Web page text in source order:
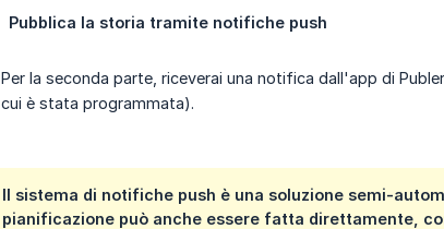
Pubblica la storia tramite notifiche push
Per la seconda parte, riceverai una notifica dall'app di
cui è stata programmata).
Il sistema di notifiche push è una soluzione semi-
pianificazione può anche essere fatta direttamente,